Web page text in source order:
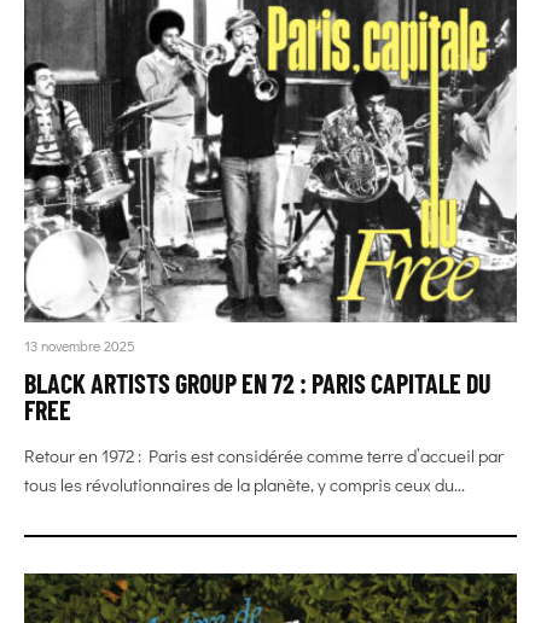
13 novembre 2025
BLACK ARTISTS GROUP EN 72 : PARIS CAPITALE DU
FREE
Retour en 1972 : Paris est considérée comme terre d’accueil par
tous les révolutionnaires de la planète, y compris ceux du...